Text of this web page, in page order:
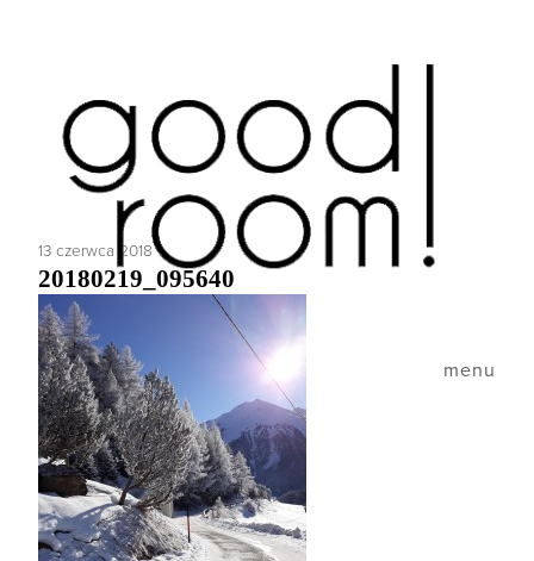
menu
13 czerwca 2018
20180219_095640